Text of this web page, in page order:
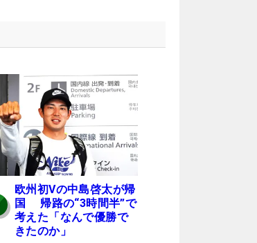
欧州初Vの中島啓太が帰
国 帰路の“3時間半”で
考えた「なんで優勝で
きたのか」